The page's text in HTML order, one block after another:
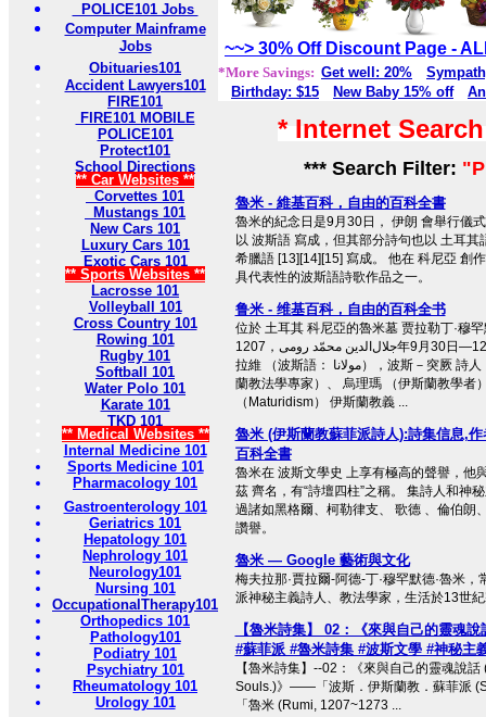
POLICE101 Jobs
Computer Mainframe
Jobs
Obituaries101
Accident Lawyers101
FIRE101
FIRE101 MOBILE
POLICE101
Protect101
School Directions
** Car Websites **
Corvettes 101
Mustangs 101
New Cars 101
Luxury Cars 101
Exotic Cars 101
** Sports Websites **
Lacrosse 101
Volleyball 101
Cross Country 101
Rowing 101
Rugby 101
Softball 101
Water Polo 101
Karate 101
TKD 101
** Medical Websites **
Internal Medicine 101
Sports Medicine 101
Pharmacology 101
Gastroenterology 101
Geriatrics 101
Hepatology 101
Nephrology 101
Neurology101
Nursing 101
OccupationalTherapy101
Orthopedics 101
Pathology101
Podiatry 101
Psychiatry 101
Rheumatology 101
Urology 101
~~> 30% Off Discount Page -
*More Savings: Get well: 20%
Birthday: $15
New Baby 15% off
* Internet
*** Search Filter:
魯米 - 維基百科，自由的百科全書
魯米的紀念日是9月30日， 伊朗 會舉行儀
以 波斯語 寫成，但其部分詩句也以 土耳其
希臘語 [13][14][15] 寫成。 他在 科尼亞 創
具代表性的波斯語詩歌作品之一。
鲁米 - 维基百科，自由的百科全书
位於 土耳其 科尼亞的魯米墓 贾拉勒丁·穆
جلال‌الدین محمّد رومی，1207年9月30日—1273年12月17日），別名 莫
拉維 （波斯語： مولانا），波斯－突厥 詩人 、 哈乃斐派 法基赫 （伊斯
蘭教法學專家）、 烏理瑪 （伊斯蘭教學者
（Maturidism） 伊斯蘭教義 ...
魯米 (伊斯蘭教蘇菲派詩人):詩集信息,
百科全書
魯米在 波斯文學史 上享有極高的聲譽，他
茲 齊名，有“詩壇四柱”之稱。 集詩人和神
過諸如黑格爾、柯勒律支、 歌德 、倫伯朗
讚譽。
魯米 — Google 藝術與文化
梅夫拉那·賈拉爾-阿德-丁·穆罕默德·魯米
派神秘主義詩人、教法學家，生活於13世
【魯米詩集】 02：《來與自己的靈魂
#蘇菲派 #魯米詩集 #波斯文學 #神秘主
【魯米詩集】--02：《來與自己的靈魂說
Souls.)》――「波斯．伊斯蘭教．蘇菲派
「魯米 (Rumi, 1207~1273 ...